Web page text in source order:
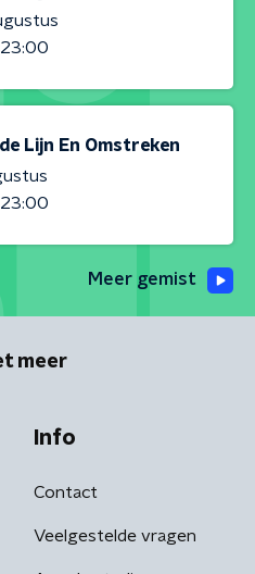
Lijn En Omstreken
Meer gemist
meer
Info
Contact
Veelgestelde vragen